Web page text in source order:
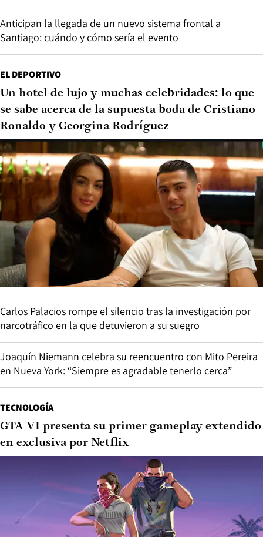
Anticipan la llegada de un nuevo sistema frontal a
Santiago: cuándo y cómo sería el evento
EL DEPORTIVO
Un hotel de lujo y muchas celebridades: lo que
se sabe acerca de la supuesta boda de Cristiano
Ronaldo y Georgina Rodríguez
Carlos Palacios rompe el silencio tras la investigación por
narcotráfico en la que detuvieron a su suegro
Joaquín Niemann celebra su reencuentro con Mito Pereira
en Nueva York: “Siempre es agradable tenerlo cerca”
TECNOLOGÍA
GTA VI presenta su primer gameplay extendido
en exclusiva por Netflix